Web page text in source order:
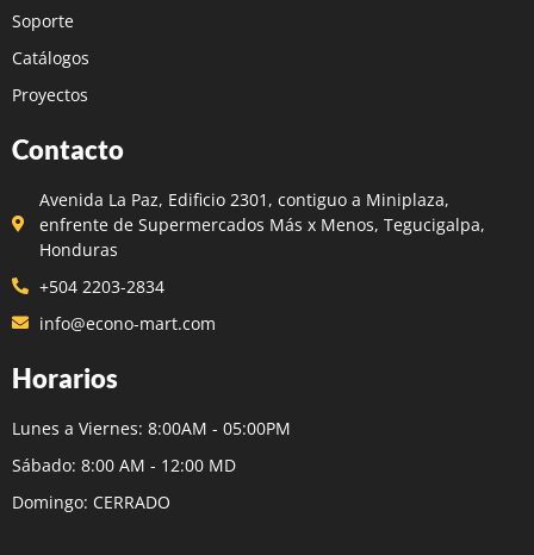
Soporte
Catálogos
Proyectos
Contacto
Avenida La Paz, Edificio 2301, contiguo a Miniplaza,
enfrente de Supermercados Más x Menos, Tegucigalpa,
Honduras
+504 2203-2834
info@econo-mart.com
Horarios
Lunes a Viernes: 8:00AM - 05:00PM
Sábado: 8:00 AM - 12:00 MD
Domingo: CERRADO